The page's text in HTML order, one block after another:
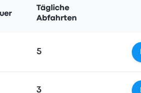
Tägliche
Abfahrten
5
3